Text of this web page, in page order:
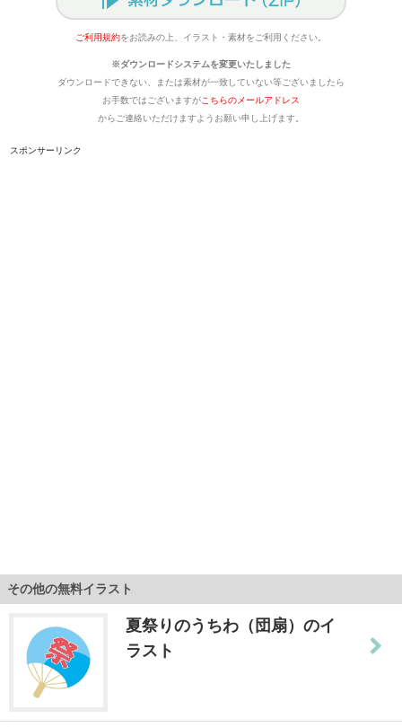
ご利用規約をお読みの上、イラスト・素材をご利用ください。
※ダウンロードシステムを変更いたしました
ダウンロードできない、または素材が一致していない等ございましたら
お手数ではございますがこちらのメールアドレス
からご連絡いただけますようお願い申し上げます。
スポンサーリンク
その他の無料イラスト
夏祭りのうちわ（団扇）のイ
ラスト